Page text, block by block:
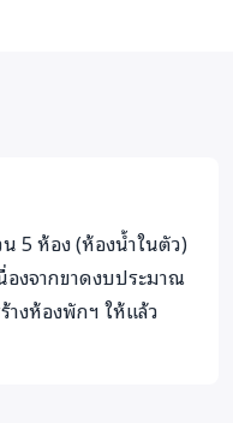
5 ห้อง (ห้องน้ำในตัว)
องจากขาดงบประมาณ
างห้องพักฯ ให้แล้ว